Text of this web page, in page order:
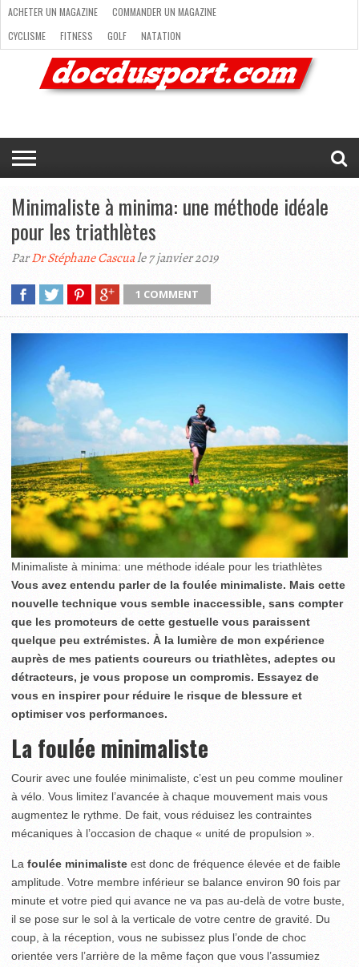
ACHETER
MAGAZINE
COMMANDER
UN
MAGAZINE
CYCLISME
FITNESS
GOLF
NATATION
RANDONNÉE
RUNNING
SKI
TRAIL
RUNNING
TRIATHLON
VOILE
NEWSLETTER
MAG’
EN
LIGNE
NOUS
CONTACTER
ACHETER UN MAGAZINE
COMMANDER UN MAGAZINE
CYCLISME
FITNESS GOLF
NATATION
RANDONNÉE
RUNNING SKI
TRAIL RUNNING
TRIATHLON
VOILE NEWSLETTER
MAG’ EN LIGNE
Minimaliste à minima: une méthode idéale
pour les triathlètes
ParDr Stéphane Cascuale 7 janvier 2019
1 COMMENT
Minimaliste à minima: une méthode idéale pour les triathlètes
Vous avez entendu parler de la foulée minimaliste. Mais cette
nouvelle technique vous semble inaccessible, sans compter
que les promoteurs de cette gestuelle vous paraissent
quelque peu extrémistes. À la lumière de mon expérience
auprès de mes patients coureurs ou triathlètes, adeptes ou
détracteurs, je vous propose un compromis. Essayez de
vous en inspirer pour réduire le risque de blessure et
optimiser vos performances.
La foulée minimaliste
Courir avec une foulée minimaliste, c’est un peu comme mouliner
à vélo. Vous limitez l’avancée à chaque mouvement mais vous
augmentez le rythme. De fait, vous réduisez les contraintes
mécaniques à l’occasion de chaque « unité de propulsion ».
La foulée minimaliste est donc de fréquence élevée et de faible
amplitude. Votre membre inférieur se balance environ 90 fois par
minute et votre pied qui avance ne va pas au-delà de votre buste,
il se pose sur le sol à la verticale de votre centre de gravité. Du
coup, à la réception, vous ne subissez plus l’onde de choc
orientée vers l’arrière de la même façon que vous l’assumiez